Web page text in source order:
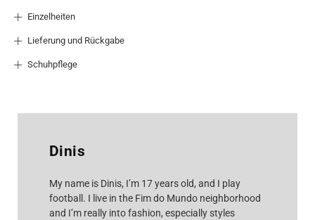
Einzelheiten
Lieferung und Rückgabe
Schuhpflege
Dinis
My name is Dinis, I’m 17 years old, and I play
football. I live in the Fim do Mundo neighborhood
and I’m really into fashion, especially styles